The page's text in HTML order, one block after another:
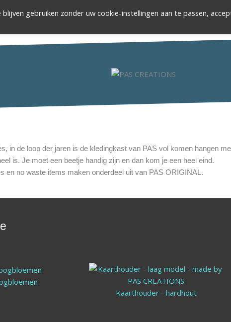
OVER PAS
in de loop der jaren is de kledingkast van PAS vol komen hangen
is. Je moet een beetje handig zijn en dan kom je een heel eind.
en no waste items maken onderdeel uit van PAS ORIGINAL.
Droogbloemen
Kaarthouder - hardhout
gebruiken zonder uw cookie-instellingen aan te passen,